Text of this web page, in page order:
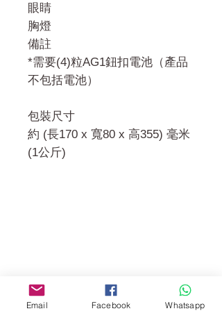
眼睛
胸燈
備註
*需要(4)粒AG1鈕扣電池（產品
不包括電池）
包裝尺寸
約 (長170 x 寬80 x 高355) 毫米
(1公斤)
商場2樓275A
Email Facebook Whatsapp